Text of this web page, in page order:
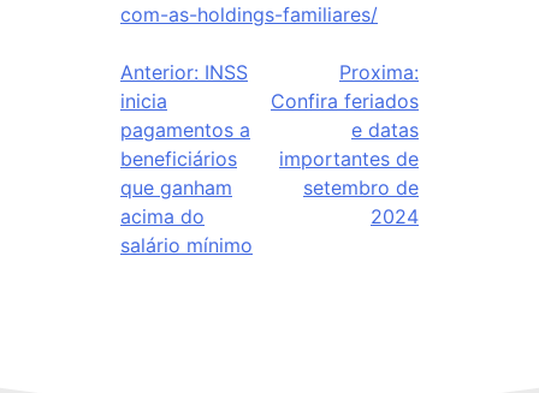
com-as-holdings-familiares/
Anterior: INSS
inicia
pagamentos a
beneficiários
que ganham
acima do
salário mínimo
Proxima:
Confira feriados
e datas
importantes de
setembro de
2024